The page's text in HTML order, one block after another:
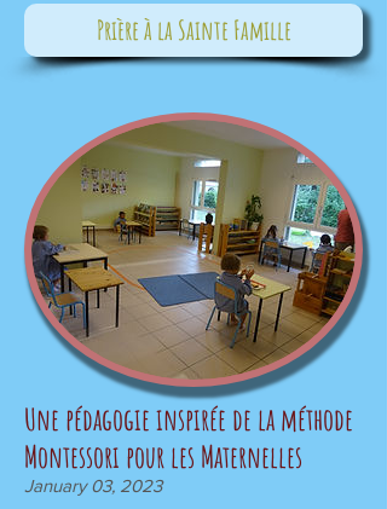
Prière à la Sainte Famille
Une pédagogie inspirée de la méthode
Montessori pour les Maternelles
January 03, 2023